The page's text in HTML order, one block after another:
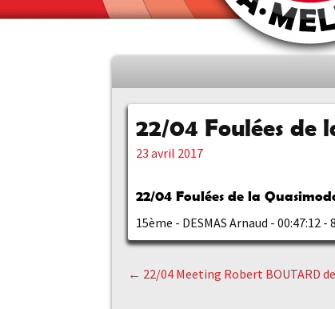
au
contenu
principal
22/04 Foulées de
23 avril 2017
22/04 Foulées de la
15ème - DESMAS Arnaud - 00:47:12 -
Navigation
← 22/04 Meeting Robert BOUTARD